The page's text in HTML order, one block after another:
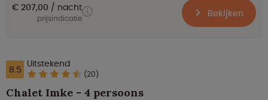
€ 207,00 nacht
prijsindicatie Bekijken
8.5 Uitstekend
(20)
Chalet Imke - 4 persoons